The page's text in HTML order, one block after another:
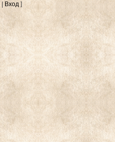
Вход ]